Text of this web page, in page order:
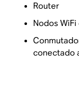
Router
Nodos
conectado